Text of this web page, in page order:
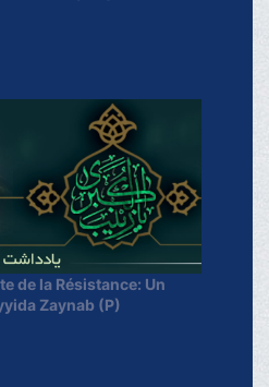
de la Résistance: Un
Zaynab (P)